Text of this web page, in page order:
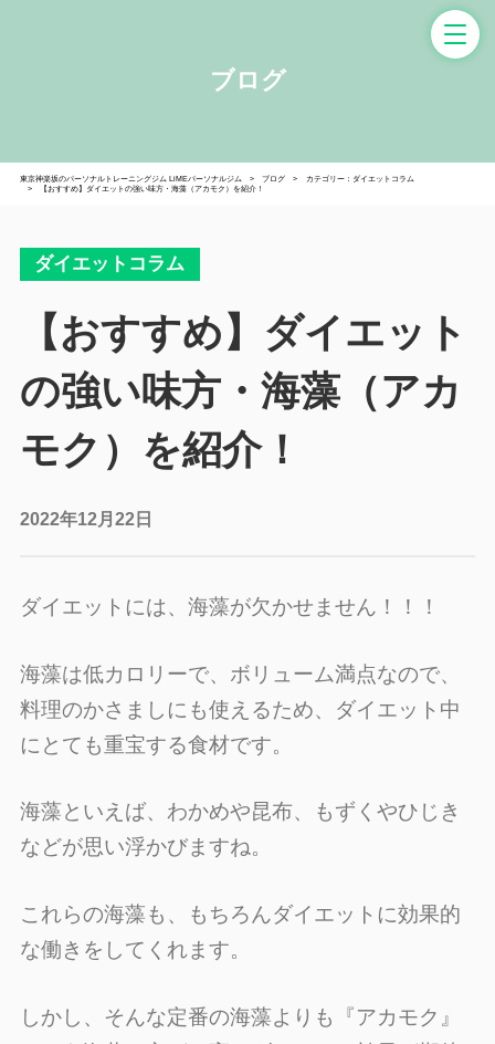
ブログ
東京神楽坂のパーソナルトレーニングジム LiMEパーソナルジム ブログ
カテゴリー：ダイエットコラム
【おすすめ】ダイエットの強い味方・海藻（アカモク）を紹介！
ダイエットコラム
【おすすめ】ダイエット
の強い味方・海藻（アカ
モク）を紹介！
2022年12月22日
ダイエットには、海藻が欠かせません！！！
海藻は低カロリーで、ボリューム満点なので、
料理のかさましにも使えるため、ダイエット中
にとても重宝する食材です。
海藻といえば、わかめや昆布、もずくやひじき
などが思い浮かびますね。
これらの海藻も、もちろんダイエットに効果的
な働きをしてくれます。
しかし、そんな定番の海藻よりも『アカモク』